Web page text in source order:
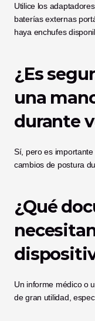
Utilice los
baterías externas
haya enchufes
¿Es
una
durante
Sí, pero es
cambios de postura
¿Qué
Un informe médico o
de gran utilidad,